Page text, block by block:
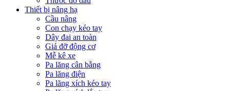
Thiết bị nâng hạ
Cầu nâng
Con chạy kéo tay
Dây đai an toàn
Giá đỡ động cơ
Mễ kê xe
Pa lăng cân bằng
Pa lăng điện
Pa lăng xích kéo tay